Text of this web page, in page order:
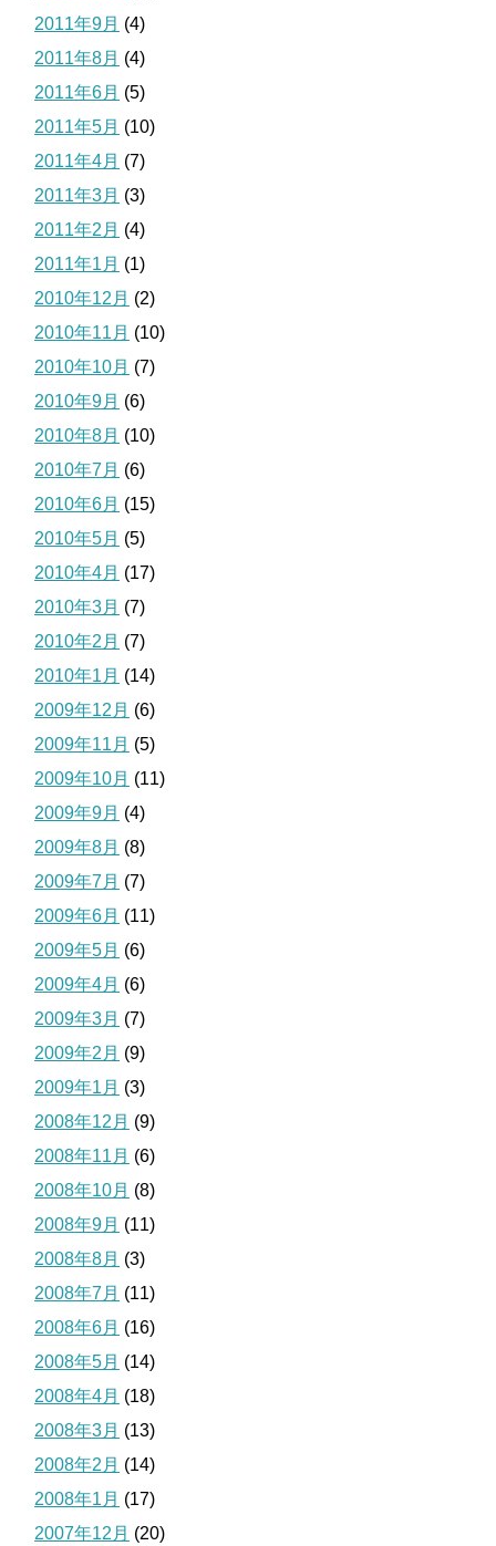
2011年9月 (4)
2011年8月 (4)
2011年6月 (5)
2011年5月 (10)
2011年4月 (7)
2011年3月 (3)
2011年2月 (4)
2011年1月 (1)
2010年12月 (2)
2010年11月 (10)
2010年10月 (7)
2010年9月 (6)
2010年8月 (10)
2010年7月 (6)
2010年6月 (15)
2010年5月 (5)
2010年4月 (17)
2010年3月 (7)
2010年2月 (7)
2010年1月 (14)
2009年12月 (6)
2009年11月 (5)
2009年10月 (11)
2009年9月 (4)
2009年8月 (8)
2009年7月 (7)
2009年6月 (11)
2009年5月 (6)
2009年4月 (6)
2009年3月 (7)
2009年2月 (9)
2009年1月 (3)
2008年12月 (9)
2008年11月 (6)
2008年10月 (8)
2008年9月 (11)
2008年8月 (3)
2008年7月 (11)
2008年6月 (16)
2008年5月 (14)
2008年4月 (18)
2008年3月 (13)
2008年2月 (14)
2008年1月 (17)
2007年12月 (20)